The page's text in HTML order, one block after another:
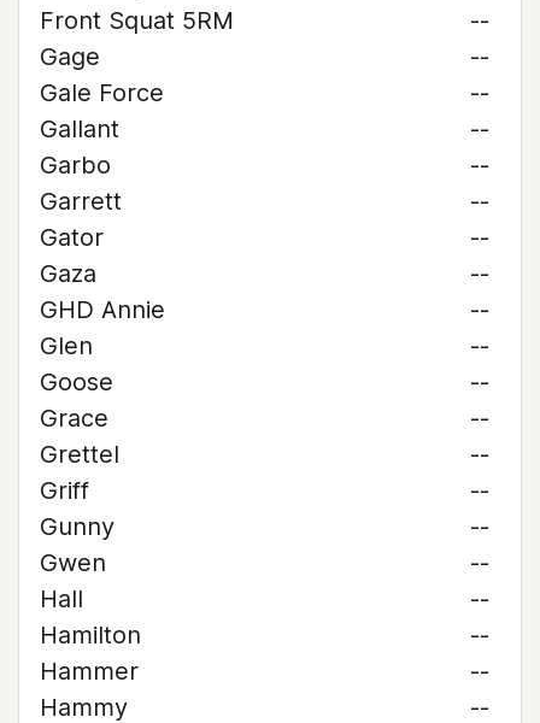
Front Squat 5RM
--
Gage
--
Gale Force
--
Gallant
--
Garbo
--
Garrett
--
Gator
--
Gaza
--
GHD Annie
--
Glen
--
Goose
--
Grace
--
Grettel
--
Griff
--
Gunny
--
Gwen
--
Hall
--
Hamilton
--
Hammer
--
Hammy
--